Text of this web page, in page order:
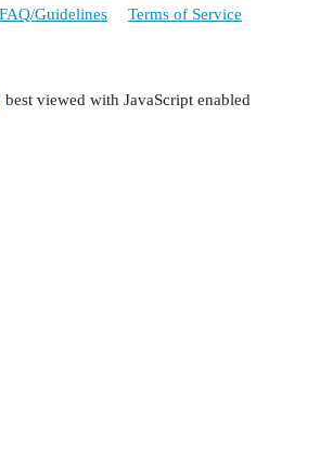
FAQ/Guidelines Terms of Service
best viewed with JavaScript enabled